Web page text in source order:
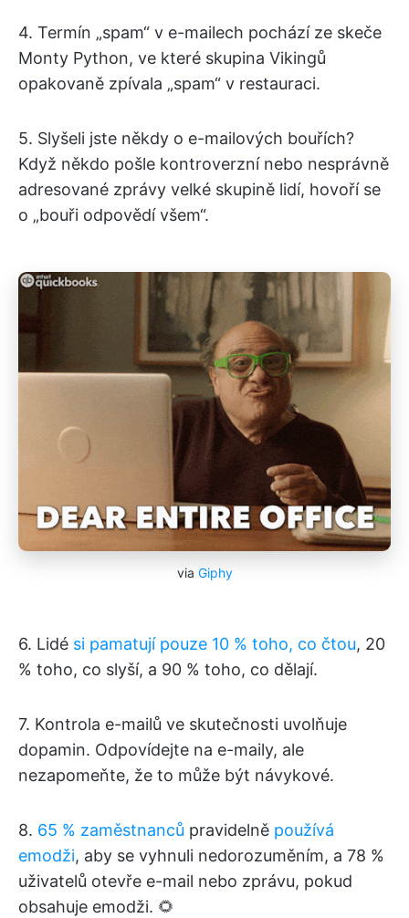
4. Termín „spam“ v e-mailech pochází ze skeče
Monty Python, ve které skupina Vikingů
opakovaně zpívala „spam“ v restauraci.
5. Slyšeli jste někdy o e-mailových bouřích?
Když někdo pošle kontroverzní nebo nesprávně
adresované zprávy velké skupině lidí, hovoří se
o „bouři odpovědí všem“.
via Giphy
6. Lidé si pamatují pouze 10 % toho, co čtou, 20
% toho, co slyší, a 90 % toho, co dělají.
7. Kontrola e-mailů ve skutečnosti uvolňuje
dopamin. Odpovídejte na e-maily, ale
nezapomeňte, že to může být návykové.
8. 65 % zaměstnanců pravidelně používá
emodži, aby se vyhnuli nedorozuměním, a 78 %
uživatelů otevře e-mail nebo zprávu, pokud
obsahuje emodži. 🌻